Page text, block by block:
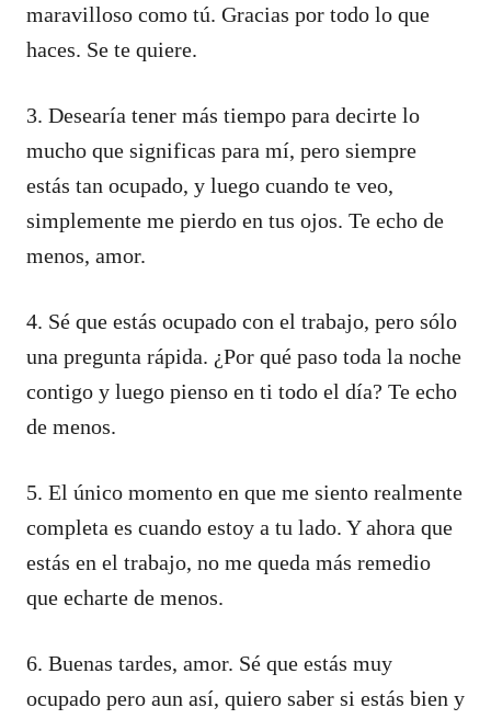
maravilloso como tú. Gracias por todo lo que
haces. Se te quiere.
3. Desearía tener más tiempo para decirte lo
mucho que significas para mí, pero siempre
estás tan ocupado, y luego cuando te veo,
simplemente me pierdo en tus ojos. Te echo de
menos, amor.
4. Sé que estás ocupado con el trabajo, pero sólo
una pregunta rápida. ¿Por qué paso toda la noche
contigo y luego pienso en ti todo el día? Te echo
de menos.
5. El único momento en que me siento realmente
completa es cuando estoy a tu lado. Y ahora que
estás en el trabajo, no me queda más remedio
que echarte de menos.
6. Buenas tardes, amor. Sé que estás muy
ocupado pero aun así, quiero saber si estás bien y